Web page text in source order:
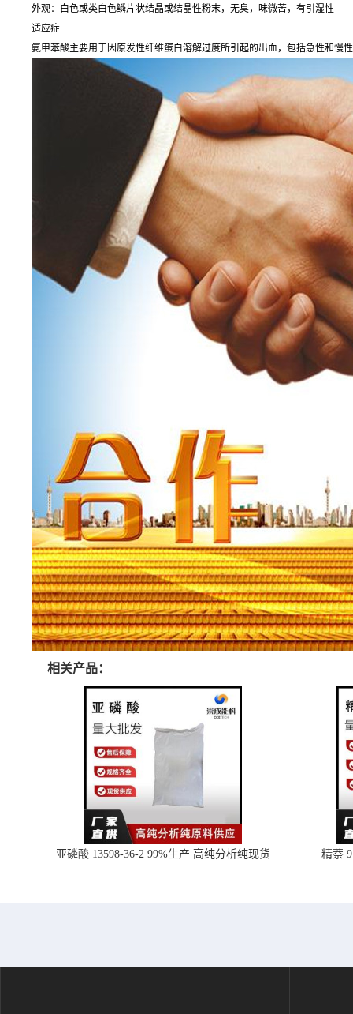
外观：白色或类白色鳞片状结晶或结晶性粉末，无臭，味微苦，有引湿性
适应症
氨甲苯酸主要用于因原发性纤维蛋白溶解过度所引起的出血，包括急性和慢
相关产品：
亚磷酸 13598-36-2 99%生产 高纯分析纯现货 精萘